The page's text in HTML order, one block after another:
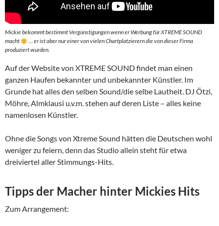
Mickie bekommt bestimmt Vergünstigungen wenn er Werbung für XTREME SOUND
macht
… er ist aber nur einer von vielen Chartplatzierern die von dieser Firma
produziert wurden.
Auf der Website von XTREME SOUND findet man einen
ganzen Haufen bekannter und unbekannter Künstler. Im
Grunde hat alles den selben Sound/die selbe Lautheit. DJ Ötzi,
Möhre, Almklausi u.v.m. stehen auf deren Liste – alles keine
namenlosen Künstler.
Ohne die Songs von Xtreme Sound hätten die Deutschen wohl
weniger zu feiern, denn das Studio allein steht für etwa
dreiviertel aller Stimmungs-Hits.
Tipps der Macher hinter Mickies Hits
Zum Arrangement: